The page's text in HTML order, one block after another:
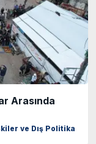
Arasında
ve Dış Politika